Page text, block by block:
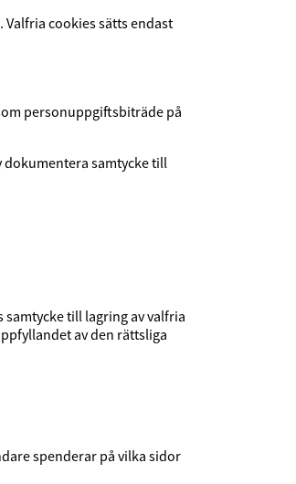
cookies sätts endast
personuppgiftsbiträde på
dokumentera samtycke till
till lagring av valfria
av den rättsliga
spenderar på vilka sidor